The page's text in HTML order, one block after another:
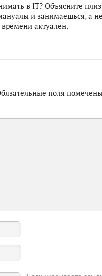
в IT? Объясните
и занимаешься, а
актуален.
поля